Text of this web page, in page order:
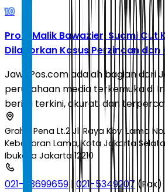
10
Profil Malik Bawazier, Suami Cut
Dilaporkan Kasus Perzinaan
JawaPos.com adalah bagian dari
perusahaan media terkemuka di
berita terkini, akurat, dan
Graha Pena Lt.2 Jl. Raya Kby. Lama
Kebayoran Lama, Kota Jakarta
Ibukota Jakarta 12210
021-53699659 | 021-5349207 (Fax)